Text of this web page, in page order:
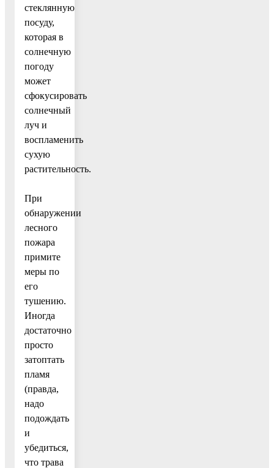
стеклянную
посуду,
которая в
солнечную
погоду
может
сфокусировать
солнечный
луч и
воспламенить
сухую
растительность.
При
обнаружении
лесного
пожара
примите
меры по
его
тушению.
Иногда
достаточно
просто
затоптать
пламя
(правда,
надо
подождать
и
убедиться,
что трава